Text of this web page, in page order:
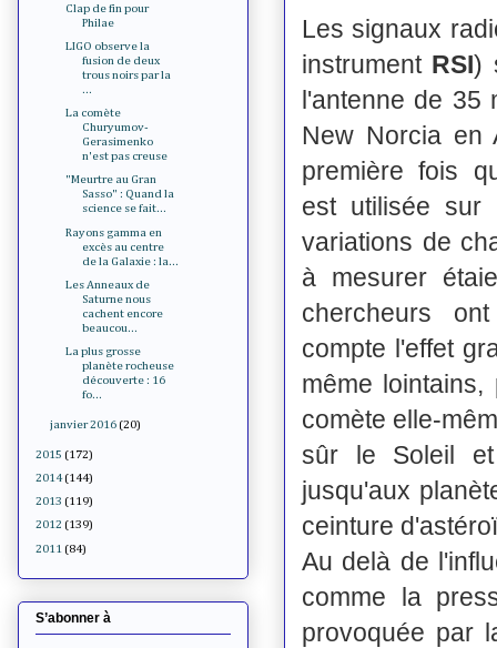
Les signaux
instrument RSI)
l'antenne de 35
New Norcia en
première fois
est utilisée sur
variations de
à mesurer
chercheurs
compte l'effet
même
comète elle-
sûr le Soleil et
jusqu'aux
ceinture
Au delà de
comme la
provoquée par
Clap de fin pour
Philae
LIGO observe la
fusion de deux
trous noirs par la
...
La comète
Churyumov-
Gerasimenko
n'est pas creuse
"Meurtre au Gran
Sasso" : Quand la
science se fait...
Rayons gamma en
excès au centre
de la Galaxie : la...
Les Anneaux de
Saturne nous
cachent encore
beaucou...
La plus grosse
planète rocheuse
découverte : 16
fo...
janvier 2016 (20)
2015 (172)
2014 (144)
2013 (119)
2012 (139)
2011 (84)
S’abonner à